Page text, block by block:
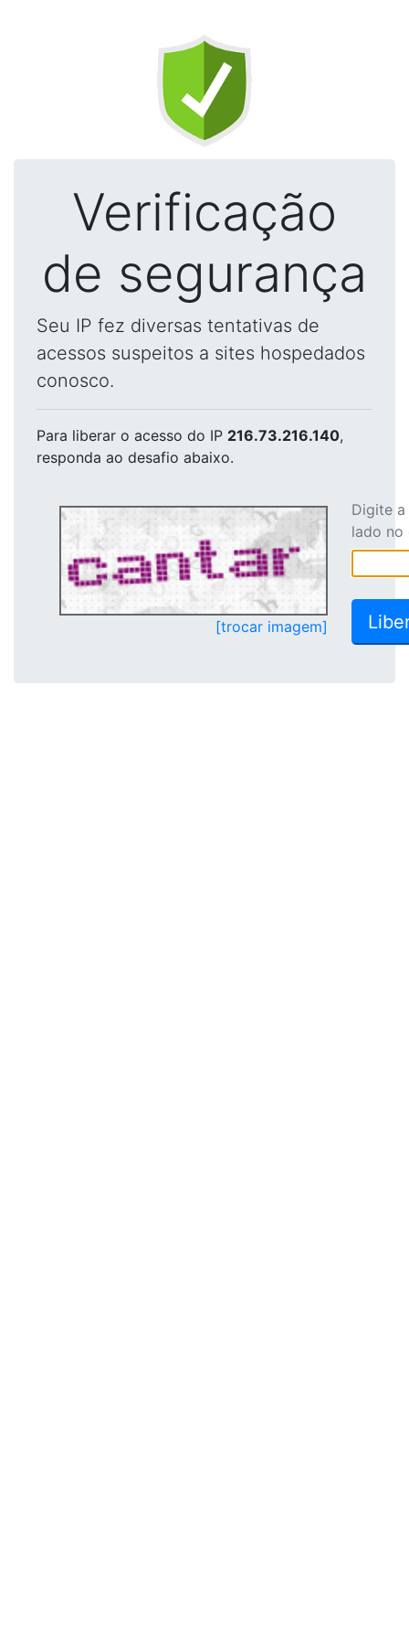
Verificação
de segurança
Seu IP fez diversas tentativas de
acessos suspeitos a sites hospedados
conosco.
Para liberar o acesso do IP 216.73.216.140,
responda ao desafio abaixo.
[trocar imagem]
Digite
lado no